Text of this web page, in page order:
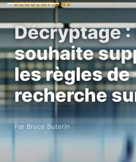
REGULATIONS
Décryptage :
souhaite
les règles de
recherche
Par Bruce Buterin